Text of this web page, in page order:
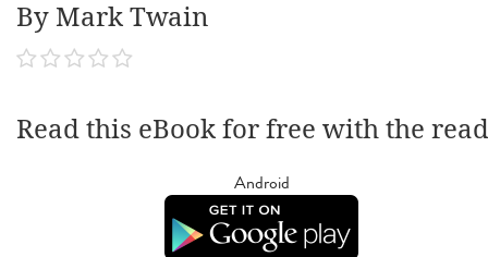
By Mark Twain
Read this eBook for free with the
Android